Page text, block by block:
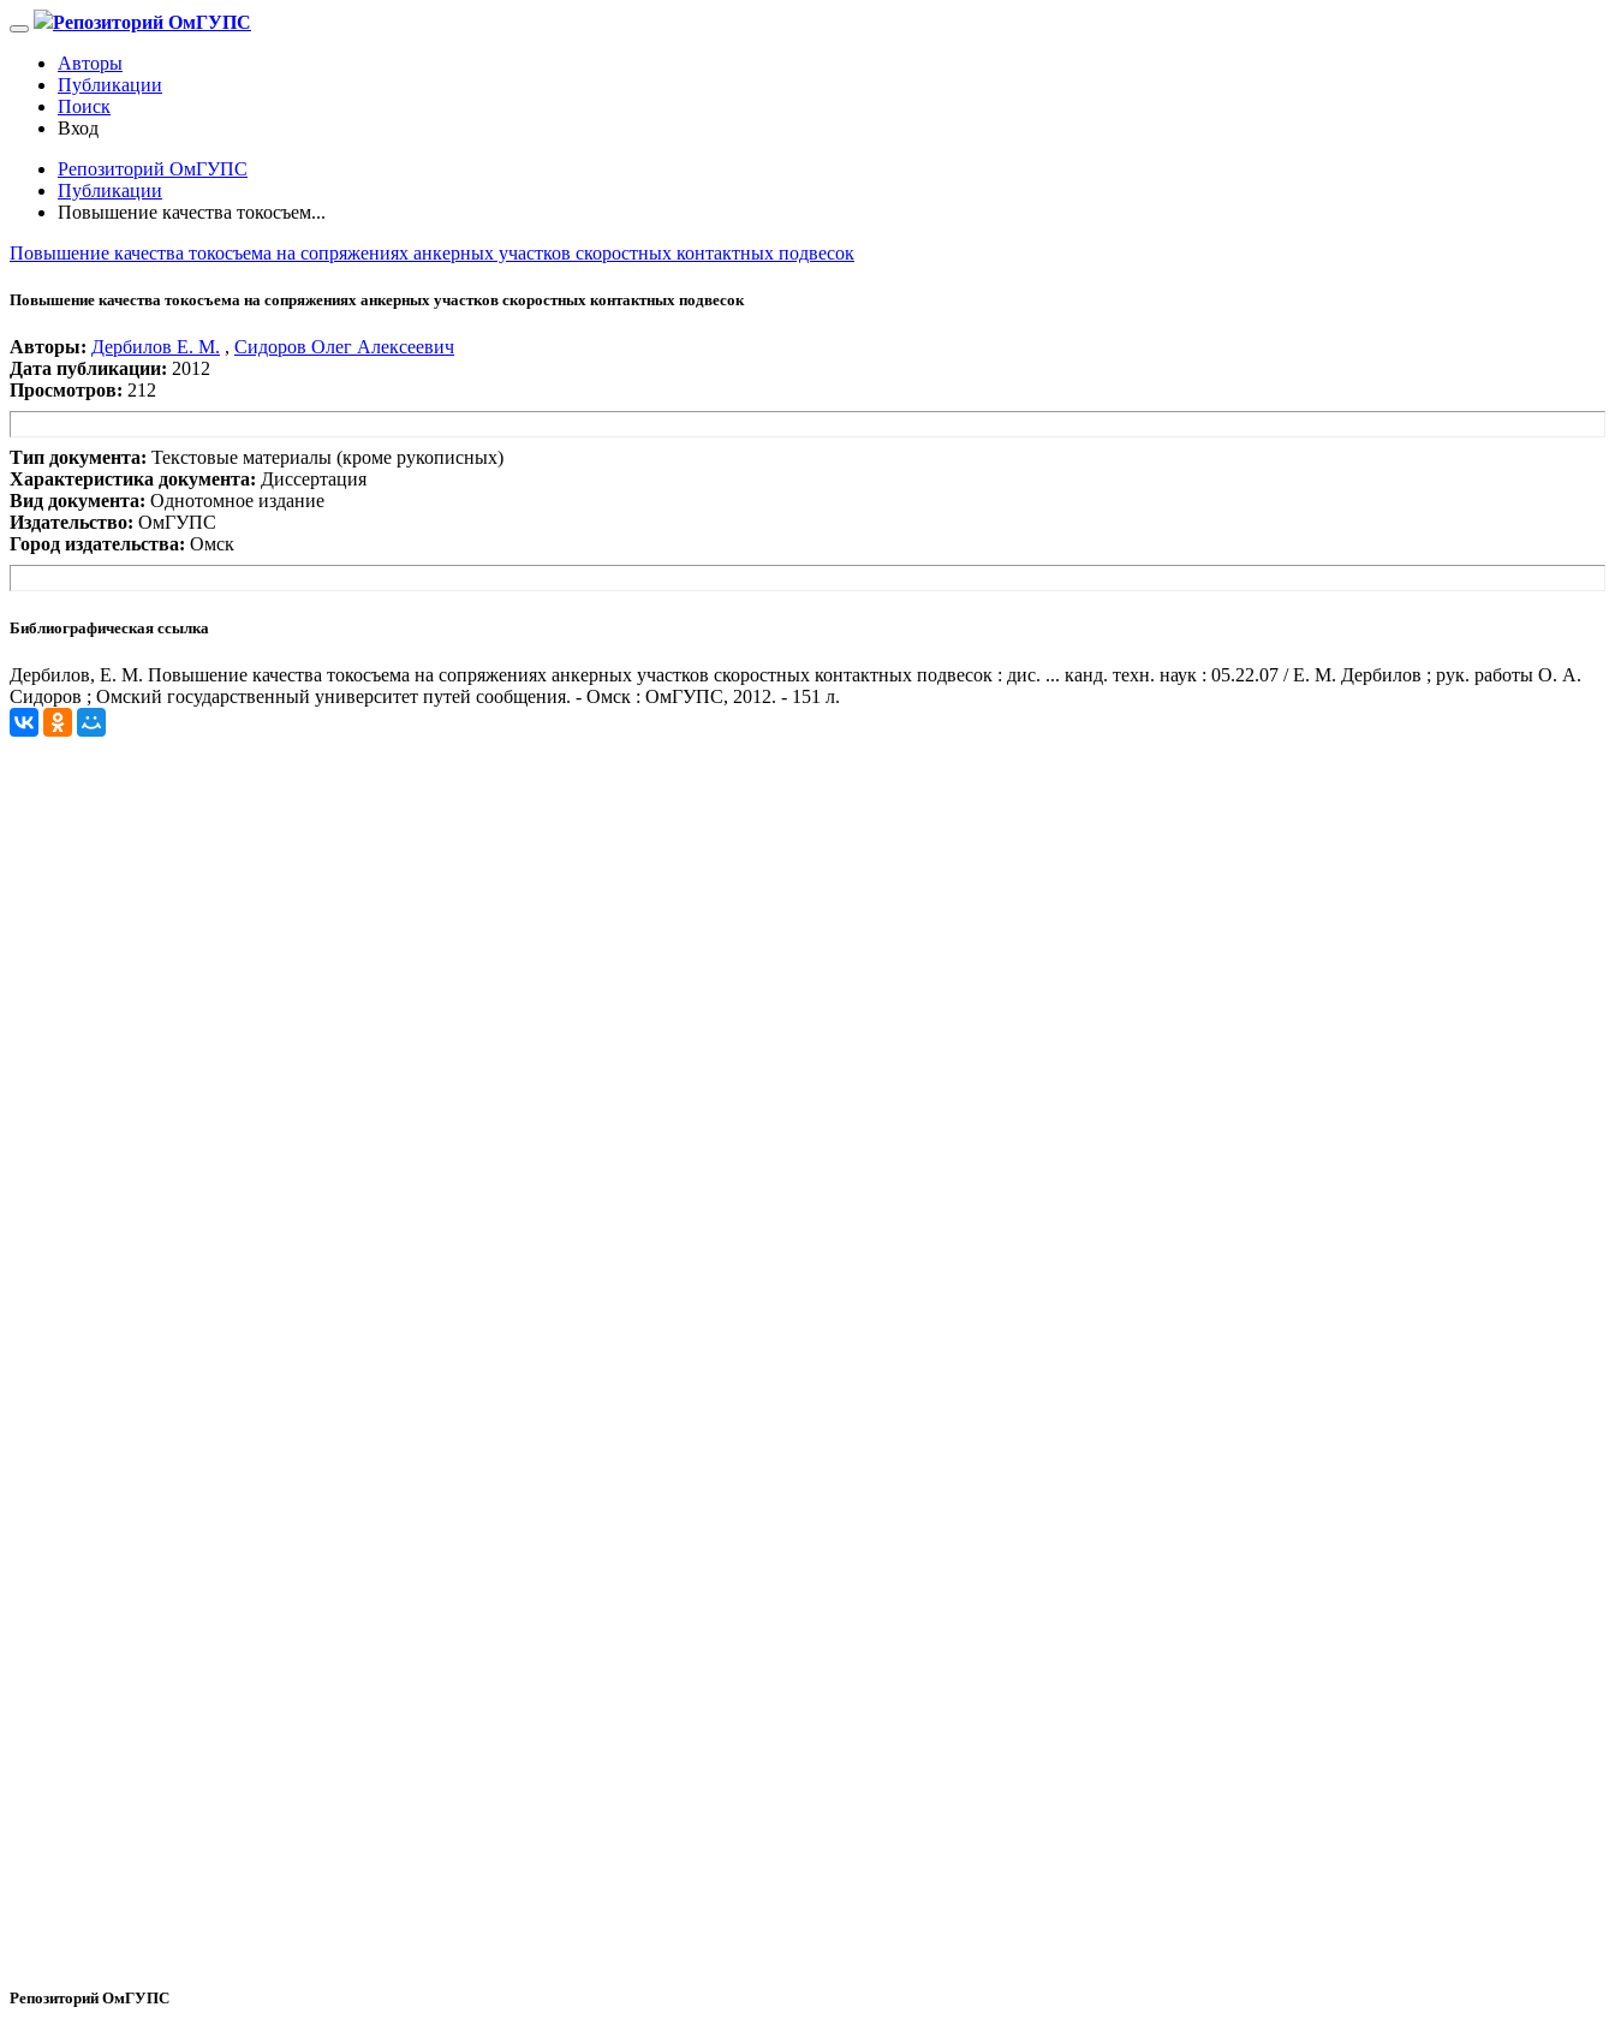
Репозиторий ОмГУПС
Авторы
Публикации
Поиск
Вход
Репозиторий ОмГУПС
Публикации
Повышение качества токосъем...
Повышение качества токосъема на сопряжениях анкерных участков скоростных контактных подвесок
Повышение качества токосъема на сопряжениях анкерных участков скоростных контактных подвесок
Авторы: Дербилов Е. М. , Сидоров Олег Алексеевич
Дата публикации: 2012
Просмотров: 212
Тип документа: Текстовые материалы (кроме рукописных)
Характеристика документа: Диссертация
Вид документа: Однотомное издание
Издательство: ОмГУПС
Город издательства: Омск
Библиографическая ссылка
Дербилов, Е. М. Повышение качества токосъема на сопряжениях анкерных участков скоростных контактных подвесок : дис. ... канд. техн. наук : 05.22.07 / Е. М. Дербилов ; рук. работы О. А.
Сидоров ; Омский государственный университет путей сообщения. - Омск : ОмГУПС, 2012. - 151 л.
Репозиторий ОмГУПС